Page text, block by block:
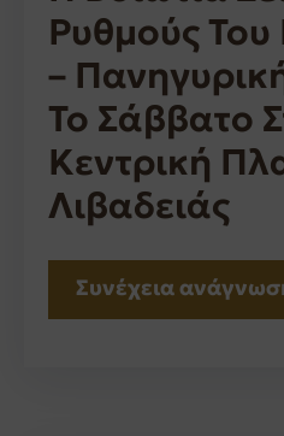
Ρυθμούς
–
Το Σάββατο
Κεντρική
Λιβαδειάς
Συνέχεια